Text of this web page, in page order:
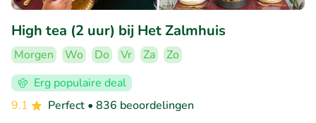
High tea (2 uur) bij Het Zalmhuis
Morgen Wo Do Vr Za
Zo
Erg populaire deal
9.1
Perfect • 836 beoordelingen